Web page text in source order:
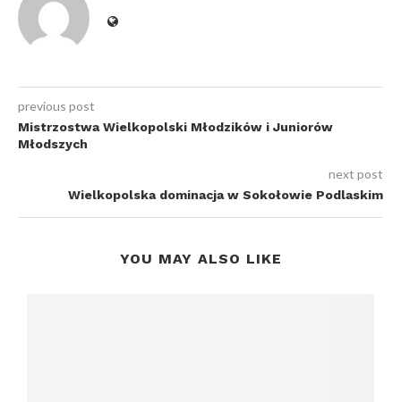
previous post
Mistrzostwa Wielkopolski Młodzików i Juniorów
Młodszych
next post
Wielkopolska dominacja w Sokołowie Podlaskim
YOU MAY ALSO LIKE